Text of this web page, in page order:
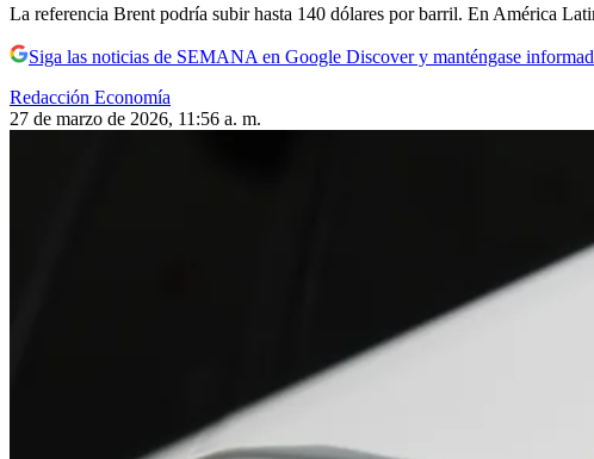
La referencia Brent podría subir hasta 140 dólares por barril. En América
Siga las noticias de SEMANA en Google Discover y manténgase
Redacción Economía
27 de marzo de 2026, 11:56 a. m.